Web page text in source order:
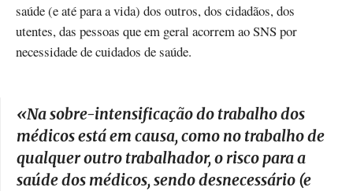
saúde (e até para a vida) dos outros, dos cidadãos, dos
utentes, das pessoas que em geral acorrem ao SNS por
necessidade de cuidados de saúde.
«Na sobre-intensificação do trabalho dos
médicos está em causa, como no trabalho de
qualquer outro trabalhador, o risco para a
saúde dos médicos, sendo desnecessário (e